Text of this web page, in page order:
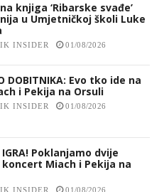
knjiga ‘Ribarske svađe’
u Umjetničkoj školi Luke
INSIDER 01/08/2026
DOBITNIKA: Evo tko ide na
i Pekija na Orsuli
INSIDER 01/08/2026
IGRA! Poklanjamo dvije
Miach i Pekija na
INSIDER 01/08/2026